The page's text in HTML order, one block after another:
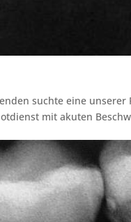
suchte eine
mit akuten